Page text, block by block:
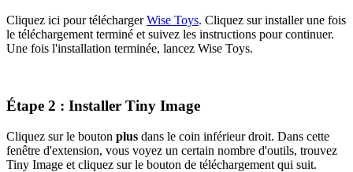
Cliquez ici pour téléchargerWise Toys. Cliquez sur installer une fois
le téléchargement terminé et suivez les instructions pour continuer.
Une fois l'installation terminée, lancez Wise Toys.
Étape 2 : Installer Tiny Image
Cliquez sur le bouton plus dans le coin inférieur droit. Dans cette
fenêtre d'extension, vous voyez un certain nombre d'outils, trouvez
Tiny Image et cliquez sur le bouton de téléchargement qui suit.